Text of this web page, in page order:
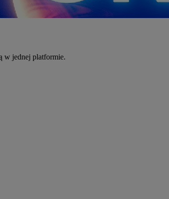
w jednej platformie.